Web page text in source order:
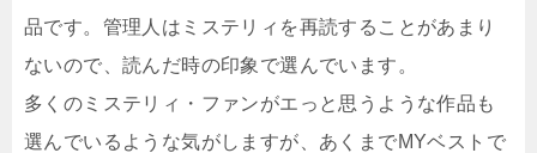
品です。管理人はミステリィを再読することがあまり
ないので、読んだ時の印象で選んでいます。
多くのミステリィ・ファンがエっと思うような作品も
選んでいるような気がしますが、あくまでMYベストで